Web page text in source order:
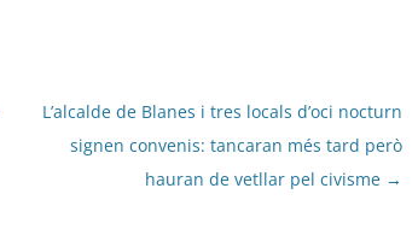
L’alcalde de Blanes i tres locals d’oci nocturn
signen convenis: tancaran més tard però
hauran de vetllar pel civisme →